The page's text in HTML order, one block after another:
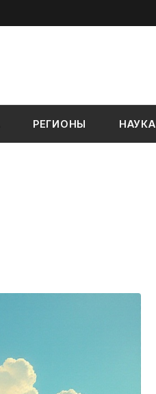
РЕГИОНЫ НАУКА